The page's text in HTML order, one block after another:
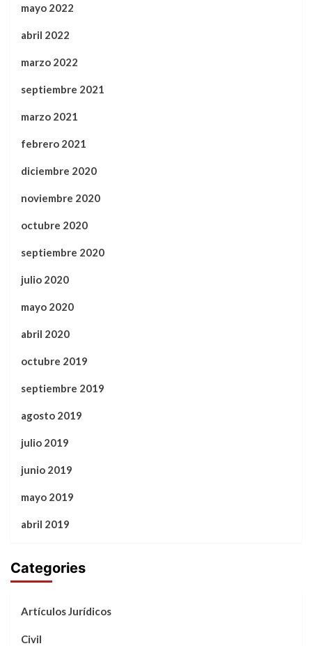
mayo 2022
abril 2022
marzo 2022
septiembre 2021
marzo 2021
febrero 2021
diciembre 2020
noviembre 2020
octubre 2020
septiembre 2020
julio 2020
mayo 2020
abril 2020
octubre 2019
septiembre 2019
agosto 2019
julio 2019
junio 2019
mayo 2019
abril 2019
Categories
Artículos Jurídicos
Civil